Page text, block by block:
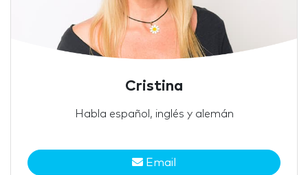
Cristina
Habla español, inglés y alemán
Email